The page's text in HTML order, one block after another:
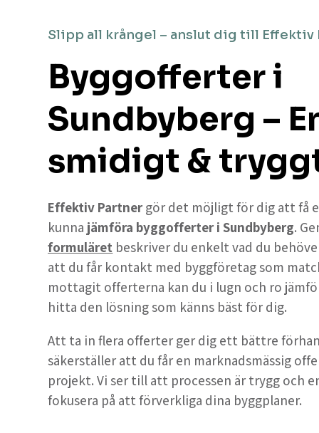
Slipp all krångel – anslut dig till Effektiv
Byggofferter i
Sundbyberg –
smidigt &
Effektiv Partner gör det möjligt för dig att få
kunna jämföra byggofferter i Sundbyberg.
formuläret beskriver du enkelt vad du
att du får kontakt med byggföretag som
mottagit offerterna kan du i lugn och ro
hitta den lösning som känns bäst för dig.
Att ta in flera offerter ger dig ett bättre
säkerställer att du får en marknadsmässig
projekt. Vi ser till att processen är trygg och
fokusera på att förverkliga dina byggplaner.